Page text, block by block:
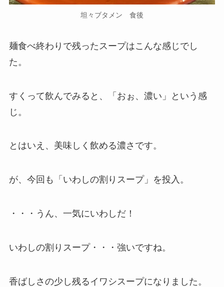
坦々ブタメン 食後
麺食べ終わりで残ったスープはこんな感じでし
た。
すくって飲んでみると、「おぉ、濃い」という感
じ。
とはいえ、美味しく飲める濃さです。
が、今回も「いわしの割りスープ」を投入。
・・・うん、一気にいわしだ！
いわしの割りスープ・・・強いですね。
香ばしさの少し残るイワシスープになりました。